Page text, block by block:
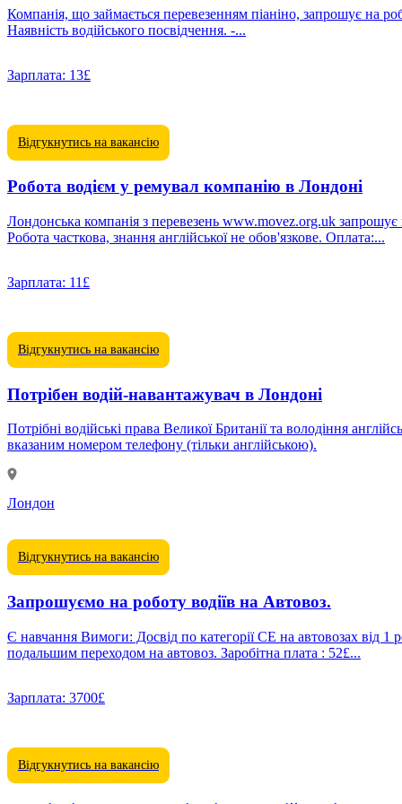
Компанія, що займається перевезенням піаніно, запрошує на роботу
Наявність водійського посвідчення. -...
Зарплата: 13£
Відгукнутись на вакансію
Робота водієм у ремувал компанію в Лондоні
Лондонська компанія з перевезень www.movez.org.uk запрошує на роботу вантажників і водіїв. Вантажник: Шукаємо
Робота часткова, знання англійської не обов'язкове. Оплата:...
Зарплата: 11£
Відгукнутись на вакансію
Потрібен водій-навантажувач в Лондоні
Потрібні водійські права Великої Британії та володіння
вказаним номером телефону (тільки англійською).
Лондон
Відгукнутись на вакансію
Запрошуємо на роботу водіїв на Автовоз.
Є навчання Вимоги: Досвід по категорії СЕ на автовозах від 1 року. Чіп-картка водія. В парку компанії існують також тентовані
подальшим переходом на автовоз. Заробітна плата : 52£...
Зарплата: 3700£
Відгукнутись на вакансію